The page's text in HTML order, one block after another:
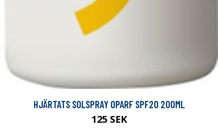
HJÄRTATS SOLSPRAY OPARF SPF20 200ML
125 SEK